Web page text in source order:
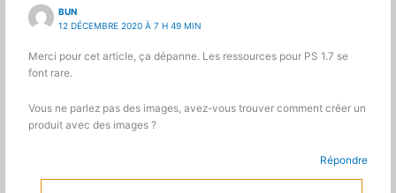
BUN
12 DÉCEMBRE 2020 À 7 H 49 MIN
Merci pour cet article, ça dépanne. Les ressources pour PS 1.7 se
font rare.
Vous ne parlez pas des images, avez-vous trouver comment créer un
produit avec des images ?
Répondre